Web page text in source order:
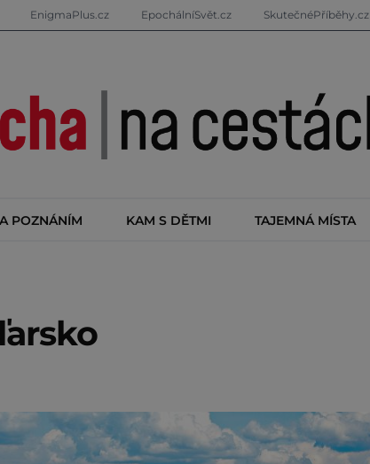
EnigmaPlus.cz EpochálníSvět.cz SkutečnéPříběhy.cz
POZNÁNÍM KAM S DĚTMI TAJEMNÁ MÍSTA